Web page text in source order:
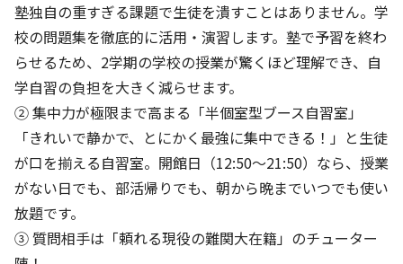
塾独自の重すぎる課題で生徒を潰すことはありません。学
校の問題集を徹底的に活用・演習します。塾で予習を終わ
らせるため、2学期の学校の授業が驚くほど理解でき、自
学自習の負担を大きく減らせます。
② 集中力が極限まで高まる「半個室型ブース自習室」
「きれいで静かで、とにかく最強に集中できる！」と生徒
が口を揃える自習室。開館日（12:50〜21:50）なら、授業
がない日でも、部活帰りでも、朝から晩までいつでも使い
放題です。
③ 質問相手は「頼れる現役の難関大在籍」のチューター